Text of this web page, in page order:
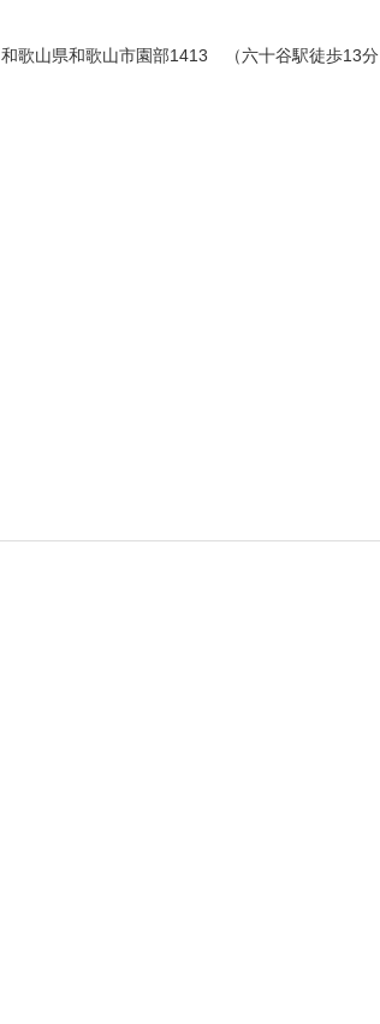
和歌山県和歌山市園部1413 （六十谷駅徒歩13